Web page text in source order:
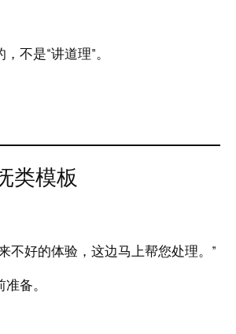
不是“讲道理”。
类模板
不好的体验，这边马上帮您处理。”
备。